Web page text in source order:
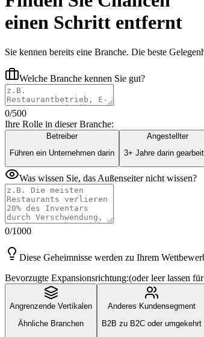
einen Schritt entfernt
Sie kennen bereits eine Branche. Die beste
Welche Branche kennen Sie gut?
0/500
Ihre Rolle in dieser Branche:
Betreiber
Führen ein Unternehmen darin
Angestellter
3+ Jahre darin
Was wissen Sie, das Außenseiter nicht wissen?
0/1000
Diese Geheimnisse werden zu Ihrem
Bevorzugte Expansionsrichtung:(oder leer lassen
Angrenzende Vertikalen
Ähnliche Branchen
Anderes Kundensegment
B2B zu B2C oder umgekehrt